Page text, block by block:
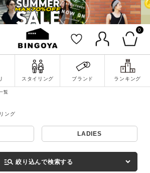
0
スタイリング ブランド ランキング
詳細検索
覧
LADIES
manage_search 絞り込んで検索する